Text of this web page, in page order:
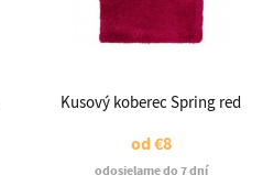
Kusový koberec Spring red
od€8
odosielame do 7 dní